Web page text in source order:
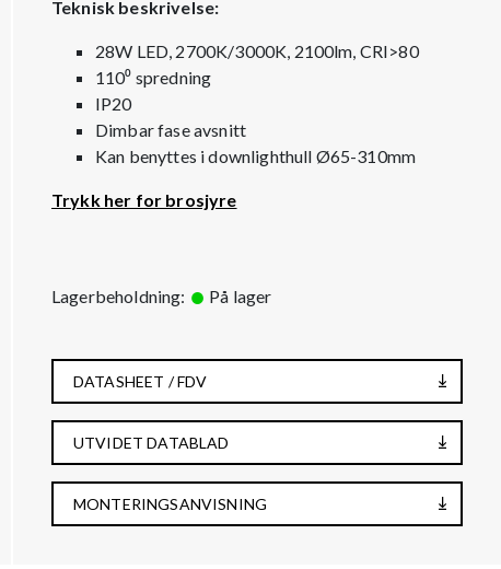
Teknisk beskrivelse:
28W LED, 2700K/3000K, 2100lm, CRI>80
110⁰ spredning
IP20
Dimbar fase avsnitt
Kan benyttes i downlighthull Ø65-310mm
Trykk her for brosjyre
Lagerbeholdning: På lager
DATASHEET / FDV
UTVIDET DATABLAD
MONTERINGSANVISNING